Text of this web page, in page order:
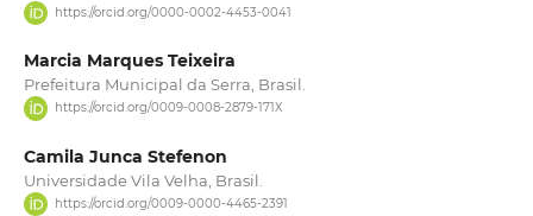
https://orcid.org/0000-0002-4453-0041
Marcia Marques Teixeira
Prefeitura Municipal da Serra, Brasil.
https://orcid.org/0009-0008-2879-171X
Camila Junca Stefenon
Universidade Vila Velha, Brasil.
https://orcid.org/0009-0000-4465-2391